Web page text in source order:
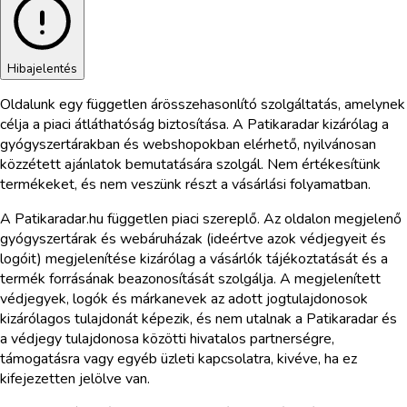
Hibajelentés
Oldalunk egy független árösszehasonlító szolgáltatás, amelynek
célja a piaci átláthatóság biztosítása. A Patikaradar kizárólag a
gyógyszertárakban és webshopokban elérhető, nyilvánosan
közzétett ajánlatok bemutatására szolgál. Nem értékesítünk
termékeket, és nem veszünk részt a vásárlási folyamatban.
A Patikaradar.hu független piaci szereplő. Az oldalon megjelenő
gyógyszertárak és webáruházak (ideértve azok védjegyeit és
logóit) megjelenítése kizárólag a vásárlók tájékoztatását és a
termék forrásának beazonosítását szolgálja. A megjelenített
védjegyek, logók és márkanevek az adott jogtulajdonosok
kizárólagos tulajdonát képezik, és nem utalnak a Patikaradar és
a védjegy tulajdonosa közötti hivatalos partnerségre,
támogatásra vagy egyéb üzleti kapcsolatra, kivéve, ha ez
kifejezetten jelölve van.